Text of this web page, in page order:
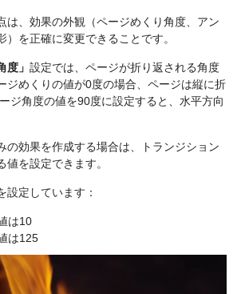
は、効果の外観（ページめくり角度、アン
）を正確に変更できることです。
度」 設定では、ページが折り返される角度
ジめくりの値が0度の場合、ページは縦に折
ジ角度の値を90度に設定すると、水平方向
の効果を作成する場合は、トランジション
を設定できます。
設定しています：
は10
は125